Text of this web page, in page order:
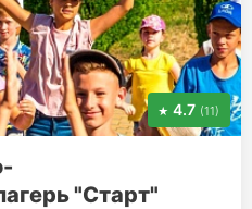
4.7 (11)
"Старт"